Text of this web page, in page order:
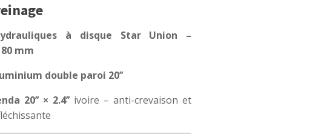
à disque Star Union –
mm
double paroi 20’’
20’’ × 2.4’’ivoire – anti-crevaison et